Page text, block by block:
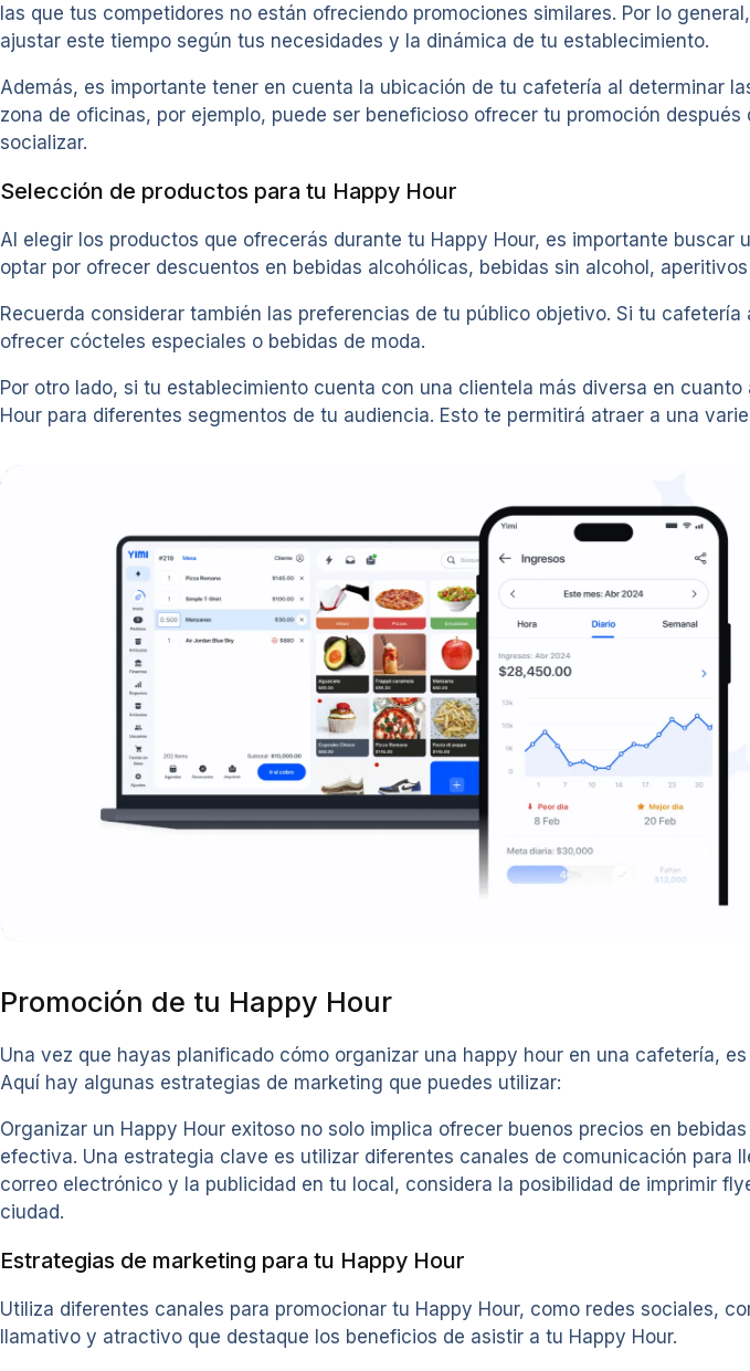
las que tus competidores no están ofreciendo promociones similares. Por lo
ajustar este tiempo según tus necesidades y la dinámica de tu establecimiento.
Además, es importante tener en cuenta la ubicación de tu cafetería al determinar
zona de oficinas, por ejemplo, puede ser beneficioso ofrecer tu promoción
socializar.
Selección de productos para tu Happy Hour
Al elegir los productos que ofrecerás durante tu Happy Hour, es importante
optar por ofrecer descuentos en bebidas alcohólicas, bebidas sin alcohol,
Recuerda considerar también las preferencias de tu público objetivo. Si tu
ofrecer cócteles especiales o bebidas de moda.
Por otro lado, si tu establecimiento cuenta con una clientela más diversa en
Hour para diferentes segmentos de tu audiencia. Esto te permitirá atraer a una
Promoción de tu Happy Hour
Una vez que hayas planificado cómo organizar una happy hour en una cafetería,
Aquí hay algunas estrategias de marketing que puedes utilizar:
Organizar un Happy Hour exitoso no solo implica ofrecer buenos precios en
efectiva. Una estrategia clave es utilizar diferentes canales de comunicación para
correo electrónico y la publicidad en tu local, considera la posibilidad de imprimir
ciudad.
Estrategias de marketing para tu Happy Hour
Utiliza diferentes canales para promocionar tu Happy Hour, como redes sociales,
llamativo y atractivo que destaque los beneficios de asistir a tu Happy Hour.